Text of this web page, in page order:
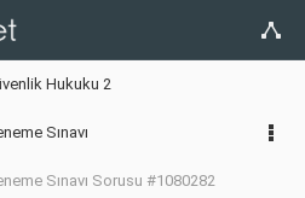
Hukuku 2
Sınavı
Sınavı Sorusu #1080282